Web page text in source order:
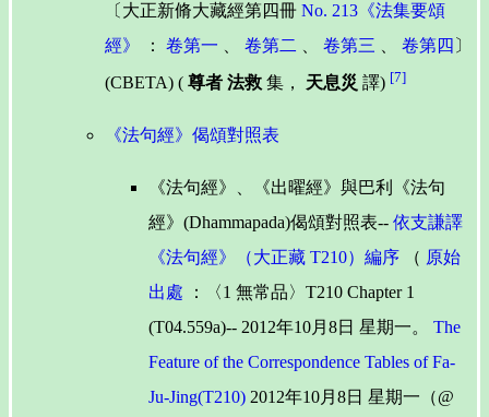
〔大正新脩大藏經第四冊 No. 213《法集要頌
經》
： 卷第一 卷第二 卷第三 卷第四 〕
(CBETA) ( 尊者 法救 集， 天息災 譯) [7]
《法句經》偈頌對照表
《法句經》、《出曜經》與巴利《法句
經》(Dhammapada)偈頌對照表-- 依支謙譯
《法句經》（大正藏 T210）編序 （ 原始
出處 ：〈1 無常品〉T210 Chapter 1
(T04.559a)-- 2012年10月8日 星期一。 The
Feature of the Correspondence Tables of Fa-
Ju-Jing(T210) 2012年10月8日 星期一（@